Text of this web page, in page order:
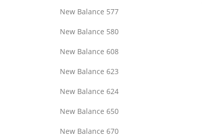
New Balance 577
New Balance 580
New Balance 608
New Balance 623
New Balance 624
New Balance 650
New Balance 670